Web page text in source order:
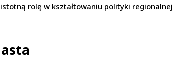
rolę w kształtowaniu polityki regionalnej